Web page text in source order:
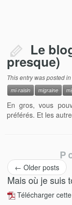
Le
presque)
This entry was posted in
mi-raisin
migraine
En gros, vous
préférés. Et les
← Older posts
Mais où je suis
Télécharger